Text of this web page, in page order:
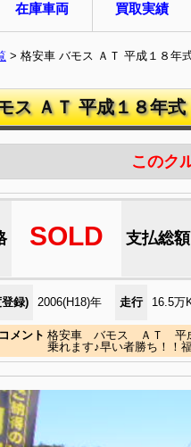
在庫車両 買取実績
> 格安車 バモス ＡＴ 平成１８年
ス ＡＴ 平成１８年
このク
SOLD 支払総額
録) 2006(H18)年 走行 16.5万
メント 格安車 バモス ＡＴ 平
乗れます♪早い者勝ち！！